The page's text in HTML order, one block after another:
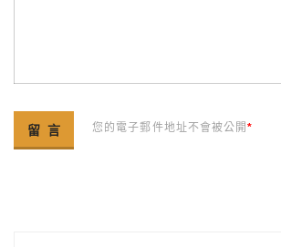
您的電子郵件地址不會被公開*